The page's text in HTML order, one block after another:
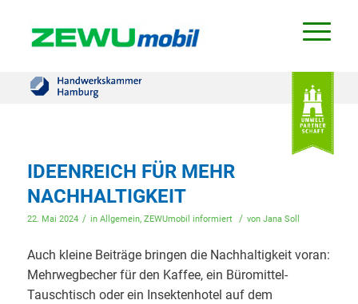
IDEENREICH FÜR MEHR
NACHHALTIGKEIT
22. Mai 2024 / in Allgemein, ZEWUmobil informiert / von Jana Soll
Auch kleine Beiträge bringen die Nachhaltigkeit voran:
Mehrwegbecher für den Kaffee, ein Büromittel-
Tauschtisch oder ein Insektenhotel auf dem